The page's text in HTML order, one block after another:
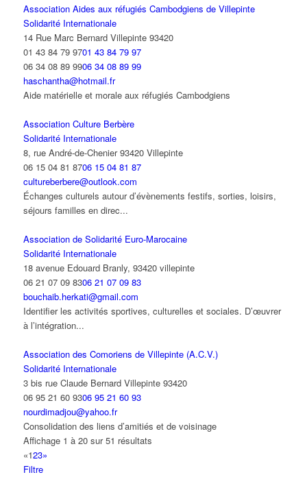
Association Aides aux réfugiés Cambodgiens de Villepinte
Solidarité Internationale
14 Rue Marc Bernard Villepinte 93420
01 43 84 79 9701 43 84 79 97
06 34 08 89 9906 34 08 89 99
haschantha@hotmail.fr
Aide matérielle et morale aux réfugiés Cambodgiens
Association Culture Berbère
Solidarité Internationale
8, rue André-de-Chenier 93420 Villepinte
06 15 04 81 8706 15 04 81 87
cultureberbere@outlook.com
Échanges culturels autour d’évènements festifs, sorties, loisirs,
séjours familles en direc...
Association de Solidarité Euro-Marocaine
Solidarité Internationale
18 avenue Edouard Branly, 93420 villepinte
06 21 07 09 8306 21 07 09 83
bouchaib.herkati@gmail.com
Identifier les activités sportives, culturelles et sociales. D’œuvrer
à l’intégration...
Association des Comoriens de Villepinte (A.C.V.)
Solidarité Internationale
3 bis rue Claude Bernard Villepinte 93420
06 95 21 60 9306 95 21 60 93
nourdimadjou@yahoo.fr
Consolidation des liens d’amitiés et de voisinage
Affichage 1 à 20 sur 51 résultats
«123»
Filtre